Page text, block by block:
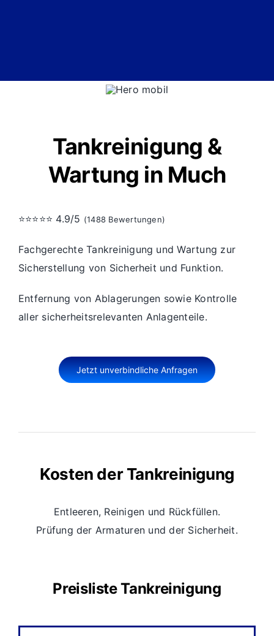
Tankreinigung &
Wartung in Much
⭐⭐⭐⭐⭐ 4.9/5 (1488 Bewertungen)
Fachgerechte Tankreinigung und Wartung zur
Sicherstellung von Sicherheit und Funktion.
Entfernung von Ablagerungen sowie Kontrolle
aller sicherheitsrelevanten Anlagenteile.
Jetzt unverbindliche Anfragen
Kosten der Tankreinigung
Entleeren, Reinigen und Rückfüllen.
Prüfung der Armaturen und der Sicherheit.
Preisliste Tankreinigung